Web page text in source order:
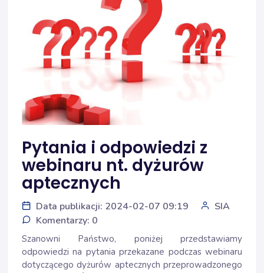
Pytania i odpowiedzi z
webinaru nt. dyżurów
aptecznych
Data publikacji: 2024-02-07 09:19
SIA
Komentarzy: 0
Szanowni Państwo, poniżej przedstawiamy
odpowiedzi na pytania przekazane podczas webinaru
dotyczącego dyżurów aptecznych przeprowadzonego